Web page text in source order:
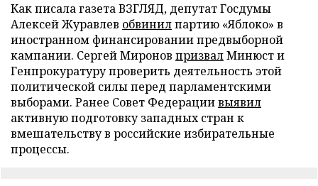
Как писала газета ВЗГЛЯД, депутат Госдумы
Алексей Журавлев обвинилпартию «Яблоко» в
иностранном финансировании предвыборной
кампании. Сергей Миронов призвалМинюст и
Генпрокуратуру проверить деятельность этой
политической силы перед парламентскими
выборами. Ранее Совет Федерациивыявил
активную подготовку западных стран к
вмешательству в российские избирательные
процессы.